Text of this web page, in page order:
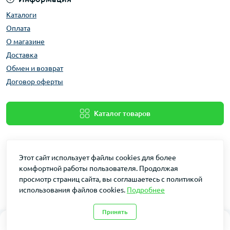
0
Такие кухонные аксессуары станут полезны для
ресторанов, кафе, пекарен и баров. Они помогут
легко добавить сыр в пасту или салат, подготовить
ингредиенты для блюд или создать ароматные
удобства доступны модели с специальными
помогает поддерживать порядок на кухне.
Каталоги
Оплата
О магазине
Доставка
Обмен и возврат
Договор оферты
Каталог товаров
Dakin © 2026
Этот сайт использует файлы cookies для более
комфортной работы пользователя. Продолжая
просмотр страниц сайта, вы соглашаетесь с политикой
использования файлов cookies. Подробнее
Принять